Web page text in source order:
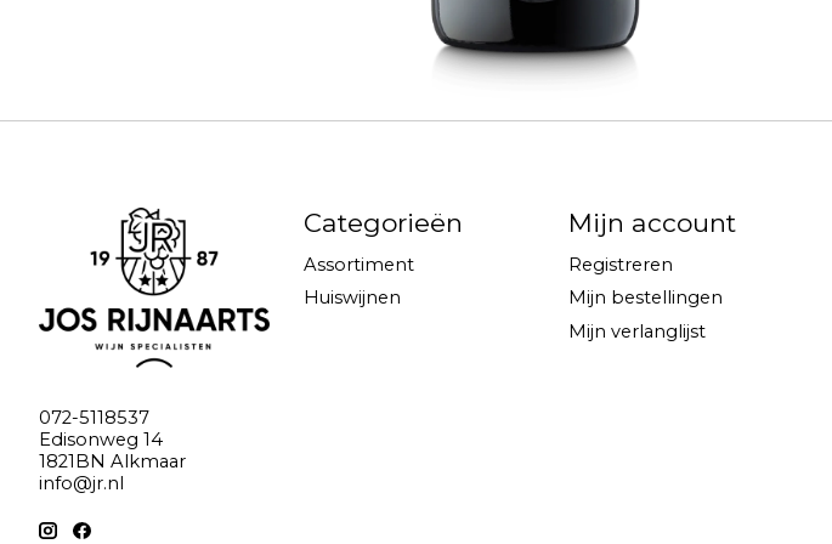
072-5118537
Edisonweg 14
1821BN Alkmaar
info@jr.nl
Categorieën
Assortiment
Huiswijnen
Mijn account
Registreren
Mijn bestellingen
Mijn verlanglijst